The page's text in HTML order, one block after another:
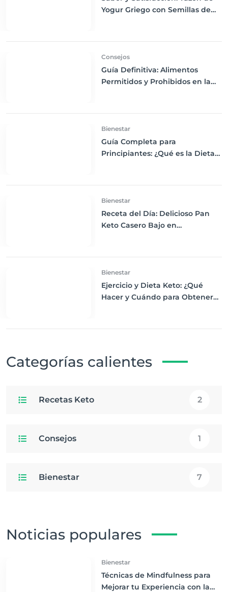
Yogur Griego con Semillas de
Consejos
Guía Definitiva: Alimentos
Permitidos y Prohibidos en la
Bienestar
Guía Completa para
Principiantes: ¿Qué es la Dieta
Bienestar
Receta del Día: Delicioso Pan
Keto Casero Bajo en
Bienestar
Ejercicio y Dieta Keto: ¿Qué
Hacer y Cuándo para Obtener
Categorías calientes
Recetas Keto 2
Consejos 1
Bienestar 7
Noticias populares
Bienestar
Técnicas de Mindfulness para
Mejorar tu Experiencia con la